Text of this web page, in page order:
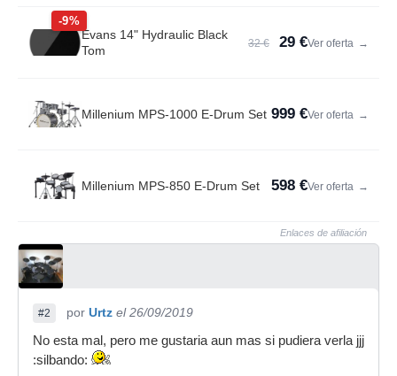
-9%
Evans 14" Hydraulic Black
Tom
32 € 29 €Ver oferta →
Millenium MPS-1000 E-Drum Set 999 €Ver oferta →
Millenium MPS-850 E-Drum Set 598 €Ver oferta →
Enlaces de afiliación
#2 por Urtz el 26/09/2019
No esta mal, pero me gustaria aun mas si pudiera verla jjj
:silbando: